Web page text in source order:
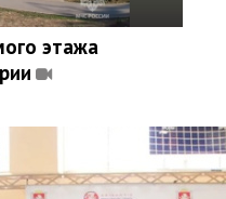
этажа